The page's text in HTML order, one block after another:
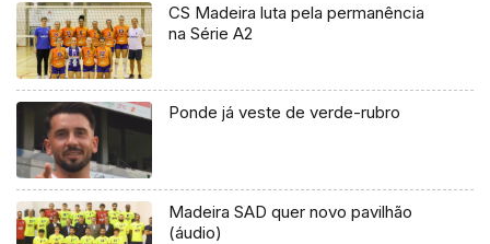
CS Madeira luta pela permanência
na Série A2
Ponde já veste de verde-rubro
Madeira SAD quer novo pavilhão
(áudio)